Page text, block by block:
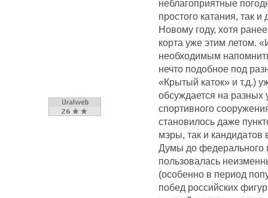
неблагоприятные
простого катания, так
Новому году, хотя
корта уже этим летом.
необходимым
нечто подобное под
«Крытый каток» и т.д.)
обсуждается на разных
спортивного
становилось даже
мэры, так и кандидатов
Думы до федерального
пользовалась
(особенно в период
побед российских